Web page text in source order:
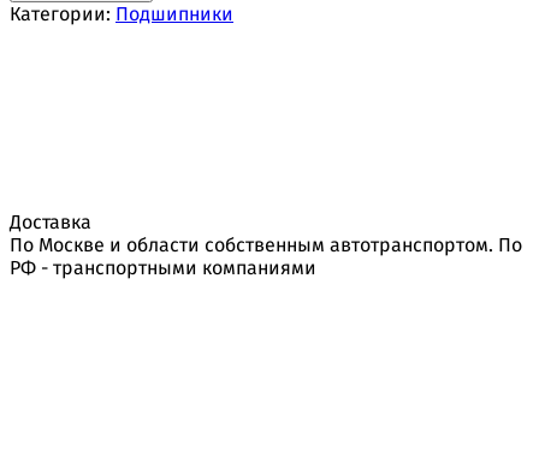
Категории: Подшипники
Доставка
По Москве и области собственным автотранспортом. По
РФ - транспортными компаниями